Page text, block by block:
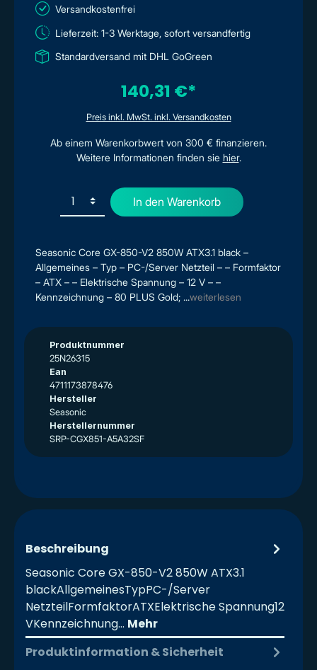
Seasonic Core GX-850-V2 850W ATX3.1 black –
Allgemeines – Typ – PC-/Server Netzteil – – Formfaktor
– ATX – – Elektrische Spannung – 12 V – –
Kennzeichnung – 80 PLUS Gold; ...weiterlesen
Produktnummer
25N26315
Ean
4711173878476
Hersteller
Seasonic
Herstellernummer
SRP-CGX851-A5A32SF
Versandkostenfrei
Lieferzeit: 1-3 Werktage, sofort versandfertig
Standardversand mit DHL GoGreen
140,31 €*
Preis inkl. MwSt. inkl. Versandkosten
Ab einem Warenkorbwert von 300 € finanzieren.
Weitere Informationen finden sie hier.
In den Warenkorb
Beschreibung
Seasonic Core GX-850-V2 850W ATX3.1
blackAllgemeinesTypPC-/Server
NetzteilFormfaktorATXElektrische Spannung12
VKennzeichnung… Mehr
Produktinformation & Sicherheit